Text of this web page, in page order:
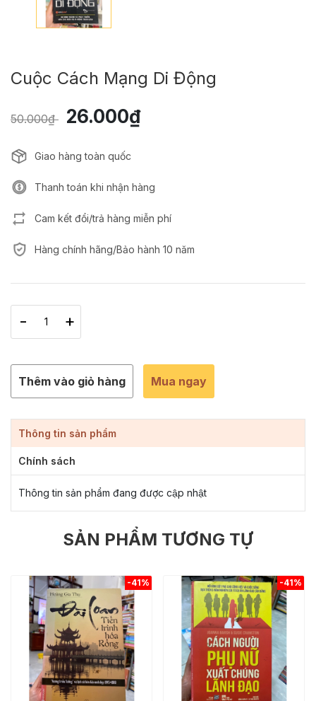
Cuộc Cách Mạng Di Động
50.000₫ 26.000₫
Giao hàng toàn quốc
Thanh toán khi nhận hàng
Cam kết đổi/trả hàng miễn phí
Hàng chính hãng/Bảo hành 10 năm
- +
Thêm vào giỏ hàng Mua ngay
Thông tin sản phẩm
Chính sách
Thông tin sản phẩm đang được cập nhật
SẢN PHẨM TƯƠNG TỰ
-41% -41%